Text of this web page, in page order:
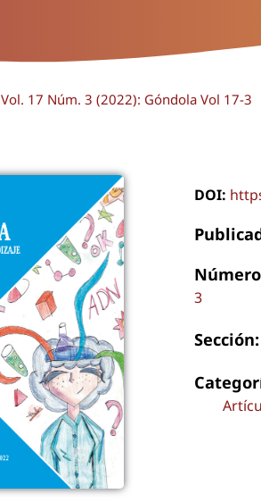
Vol. 17 Núm. 3 (2022): Góndola Vol 17-3
DOI:
3
Sección: